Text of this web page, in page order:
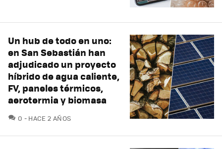
Un hub de todo en uno:
en San Sebastián han
adjudicado un proyecto
híbrido de agua caliente,
FV, paneles térmicos,
aerotermia y biomasa
0 COMENTARIOS
HACE 2 AÑOS